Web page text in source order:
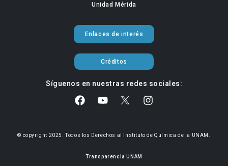
Unidad Mérida
Enlaces de interés
Créditos
Síguenos en nuestras redes sociales:
© copyright 2025. Todos los Derechos al Instituto de Química de la UNAM.
Transparencia UNAM